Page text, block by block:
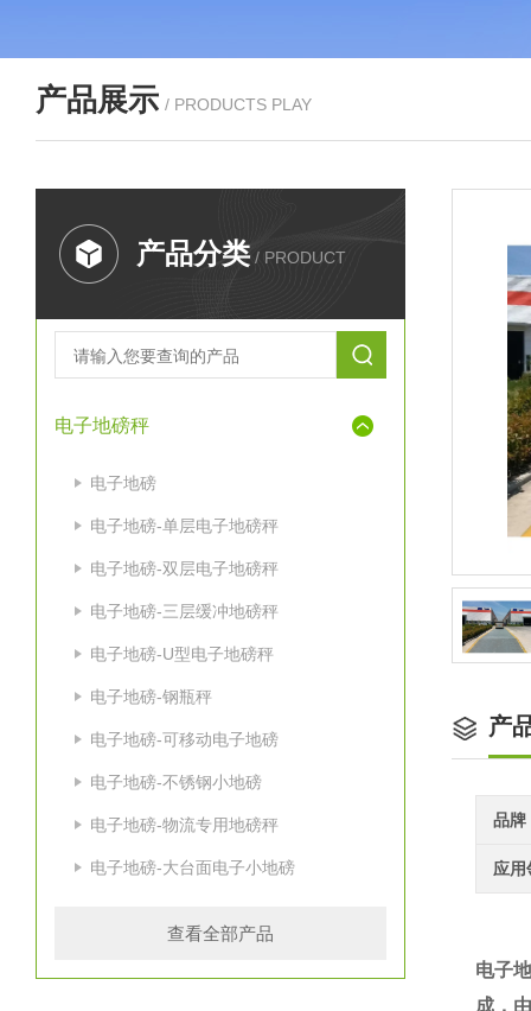
产品展示 / PRODUCTS PLAY
产品分类 / PRODUCT
电子地磅秤
电子地磅
电子地磅-单层电子地磅秤
电子地磅-双层电子地磅秤
电子地磅-三层缓冲地磅秤
电子地磅-U型电子地磅秤
电子地磅-钢瓶秤
电子地磅-可移动电子地磅
电子地磅-不锈钢小地磅
电子地磅-物流专用地磅秤
电子地磅-大台面电子小地磅
查看全部产品
产
品牌
应用
电子
成，